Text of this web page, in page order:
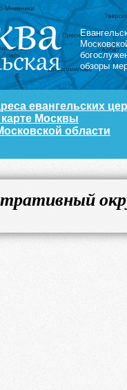
обзоры
евангельских
карте Москвы
области